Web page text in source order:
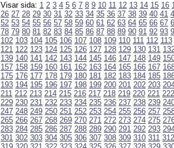
Visar sida: 1 2 3 4 5 6 7 8 9 10 11 12 13 14 15 16
26 27 28 29 30 31 32 33 34 35 36 37 38 39 40 41
52 53 54 55 56 57 58 59 60 61 62 63 64 65 66 67
78 79 80 81 82 83 84 85 86 87 88 89 90 91 92 93
102 103 104 105 106 107 108 109 110 111 112 113
121 122 123 124 125 126 127 128 129 130 131
139 140 141 142 143 144 145 146 147 148 149
157 158 159 160 161 162 163 164 165 166 167
175 176 177 178 179 180 181 182 183 184 185
193 194 195 196 197 198 199 200 201 202 203
211 212 213 214 215 216 217 218 219 220 221 222
229 230 231 232 233 234 235 236 237 238 239
247 248 249 250 251 252 253 254 255 256 257
265 266 267 268 269 270 271 272 273 274 275
283 284 285 286 287 288 289 290 291 292 293
301 302 303 304 305 306 307 308 309 310 311 312